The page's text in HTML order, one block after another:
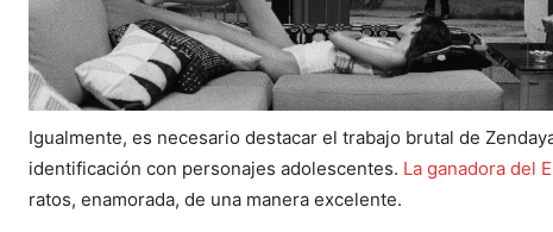
Igualmente, es necesario destacar el trabajo brutal de
identificación con personajes adolescentes. La ganadora del
ratos, enamorada, de una manera excelente.